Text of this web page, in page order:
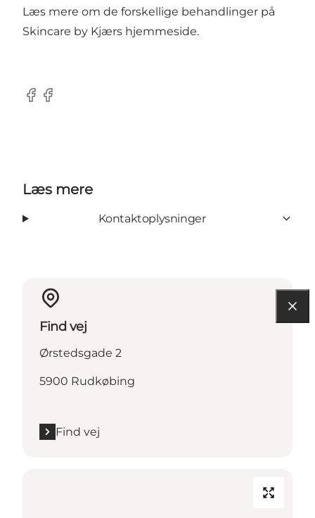
Læs mere om de forskellige behandlinger på
Skincare by Kjærs hjemmeside.
Facebook
Facebook
Læs mere
Kontaktoplysninger
Find vej
Ørstedsgade 2
5900 Rudkøbing
Find vej